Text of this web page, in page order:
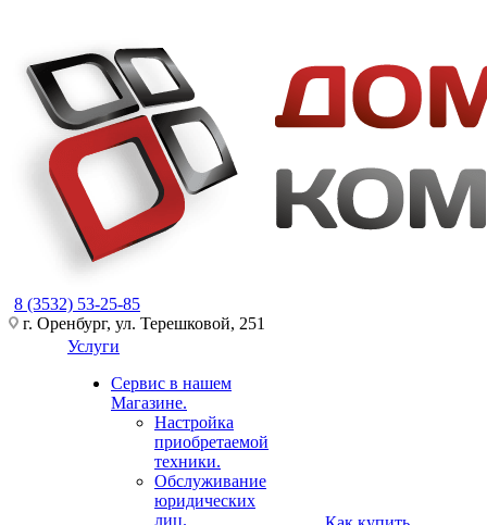
8 (3532) 53-25-85
г. Оренбург, ул. Терешковой, 251
Услуги
Сервис в нашем
Магазине.
Настройка
приобретаемой
техники.
Обслуживание
юридических
лиц.